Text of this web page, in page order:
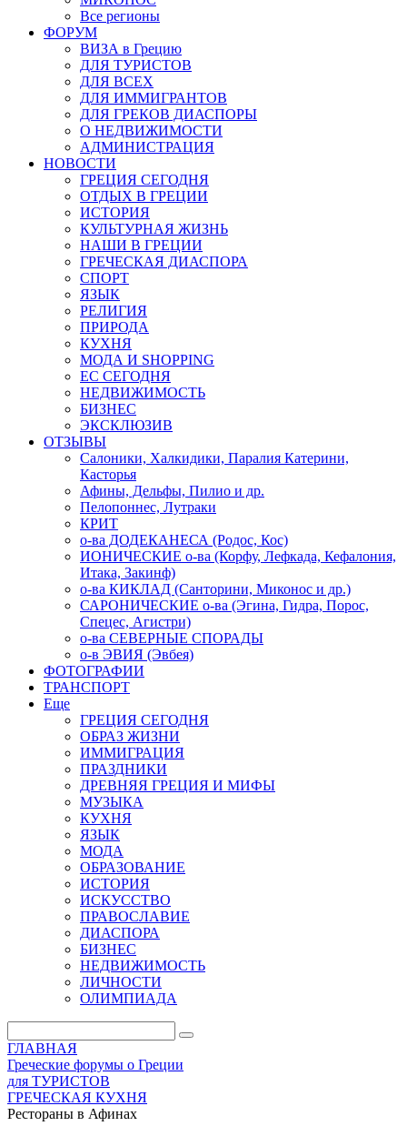
Все регионы
ФОРУМ
ВИЗА в Грецию
ДЛЯ ТУРИСТОВ
ДЛЯ ВСЕХ
ДЛЯ ИММИГРАНТОВ
ДЛЯ ГРЕКОВ ДИАСПОРЫ
О НЕДВИЖИМОСТИ
АДМИНИСТРАЦИЯ
НОВОСТИ
ГРЕЦИЯ СЕГОДНЯ
ОТДЫХ В ГРЕЦИИ
ИСТОРИЯ
КУЛЬТУРНАЯ ЖИЗНЬ
НАШИ В ГРЕЦИИ
ГРЕЧЕСКАЯ ДИАСПОРА
СПОРТ
ЯЗЫК
РЕЛИГИЯ
ПРИРОДА
КУХНЯ
МОДА И SHOPPING
ЕС СЕГОДНЯ
НЕДВИЖИМОСТЬ
БИЗНЕС
ЭКСКЛЮЗИВ
ОТЗЫВЫ
Салоники, Халкидики, Паралия Катерини,
Касторья
Афины, Дельфы, Пилио и др.
Пелопоннес, Лутраки
КРИТ
о-ва ДОДЕКАНЕСА (Родос, Кос)
ИОНИЧЕСКИЕ о-ва (Корфу, Лефкада, Кефалония,
Итака, Закинф)
о-ва КИКЛАД (Санторини, Миконос и др.)
САРОНИЧЕСКИЕ о-ва (Эгина, Гидра, Порос,
Спецес, Агистри)
о-ва СЕВЕРНЫЕ СПОРАДЫ
о-в ЭВИЯ (Эвбея)
ФОТОГРАФИИ
ТРАНСПОРТ
Еще
ГРЕЦИЯ СЕГОДНЯ
ОБРАЗ ЖИЗНИ
ИММИГРАЦИЯ
ПРАЗДНИКИ
ДРЕВНЯЯ ГРЕЦИЯ И МИФЫ
МУЗЫКА
КУХНЯ
ЯЗЫК
МОДА
ОБРАЗОВАНИЕ
ИСТОРИЯ
ИСКУССТВО
ПРАВОСЛАВИЕ
ДИАСПОРА
БИЗНЕС
НЕДВИЖИМОСТЬ
ЛИЧНОСТИ
ОЛИМПИАДА
ГЛАВНАЯ
Греческие форумы о Греции
для ТУРИСТОВ
ГРЕЧЕСКАЯ КУХНЯ
Рестораны в Афинах